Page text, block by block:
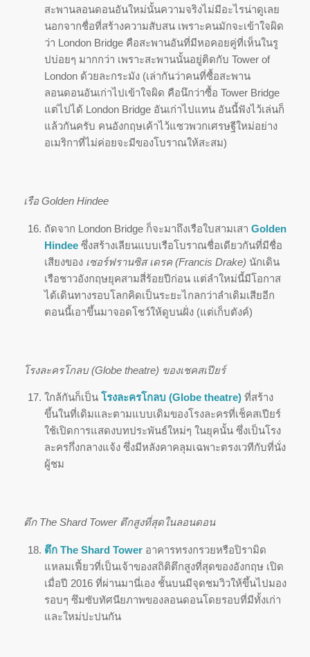
สะพานลอนดอนอันใหม่นั้นความจริงไม่มีอะไรน่าดูเลย
นอกจากชื่อที่สร้างความสับสน เพราะคนมักจะเข้าใจผิด
ว่า London Bridge คือสะพานอันที่มีหอคอยคู่ที่เห็นในรู
ปบ่อยๆ มากกว่า เพราะสะพานนั้นอยู่ติดกับ Tower of
London ด้วยละกระมัง (เล่ากันว่าคนที่ซื้อสะพาน
ลอนดอนอันเก่าไปเข้าใจผิด คือนึกว่าซื้อ Tower Bridge
แต่ไปได้ London Bridge อันเก่าไปแทน อันนี้ฟังไว้เล่นก็
แล้วกันครับ คนอังกฤษเค้าไว้แซวพวกเศรษฐีใหม่อย่าง
อเมริกาที่ไม่ค่อยจะมีของโบราณให้สะสม)
เรือ Golden Hindee
ถัดจาก London Bridge ก็จะมาถึงเรือใบสามเสา Golden
Hindeeซึ่งสร้างเลียนแบบเรือโบราณชื่อเดียวกันที่มีชื่อ
เสียงของ เซอร์ฟรานซิส เดรค (Francis Drake) นักเดิน
เรือชาวอังกฤษยุคสามสี่ร้อยปีก่อน แต่ลำใหม่นี้มีโอกาส
ได้เดินทางรอบโลกคิดเป็นระยะไกลกว่าลำเดิมเสียอีก
ตอนนี้เอาขึ้นมาจอดโชว์ให้ดูบนฝั่ง (แต่เก็บตังค์)
โรงละครโกลบ (Globe theatre) ของเชคสเปียร์
ใกล้กันก็เป็น โรงละครโกลบ (Globe theatre)ที่สร้าง
ขึ้นในที่เดิมและตามแบบเดิมของโรงละครที่เช็คสเปียร์
ใช้เปิดการแสดงบทประพันธ์ใหม่ๆ ในยุคนั้น ซึ่งเป็นโรง
ละครกึ่งกลางแจ้ง ซึ่งมีหลังคาคลุมเฉพาะตรงเวทีกับที่นั่ง
ผู้ชม
ตึก The Shard Tower ตึกสูงที่สุดในลอนดอน
ตึก The Shard Towerอาคารทรงกรวยหรือปิรามิด
แหลมเฟี้ยวที่เป็นเจ้าของสถิติตึกสูงที่สุดของอังกฤษ เปิด
เมื่อปี 2016 ที่ผ่านมานี่เอง ชั้นบนมีจุดชมวิวให้ขึ้นไปมอง
รอบๆ ซึมซับทัศนียภาพของลอนดอนโดยรอบที่มีทั้งเก่า
และใหม่ปะปนกัน